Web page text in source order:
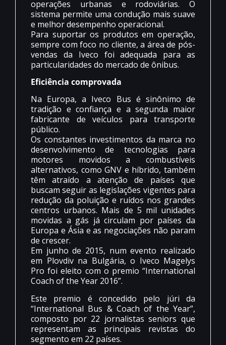
operações urbanas e rodoviárias. O
sistema permite uma condução mais suave
e melhor desempenho operacional.
Para suportar os produtos em operação,
sempre com foco no cliente, a área de pós-
vendas da Iveco foi adequada para as
particularidades do mercado de ônibus.
Eficiência comprovada
Na Europa, a Iveco Bus é sinônimo de
tradição e confiança e a segunda maior
fabricante de veículos para transporte
público.
Os constantes investimentos da marca no
desenvolvimento de tecnologias para
motores movidos a combustíveis
alternativos, como GNV e híbrido, também
têm atraído a atenção de países que
buscam seguir as legislações vigentes para
redução da poluição e ruídos nos grandes
centros urbanos. Mais de 5 mil unidades
movidas a gás já circulam por países da
Europa e Ásia e as negociações não param
de crescer.
Em junho de 2015, num evento realizado
em Plovdiv na Bulgária, o Iveco Magelys
Pro foi eleito com o premio “International
Coach of the Year 2016”.
Este premio é concedido pelo júri da
“International Bus & Coach of the Year”,
composto por 22 jornalistas seniors que
representam as principais revistas do
segmento em 22 países.